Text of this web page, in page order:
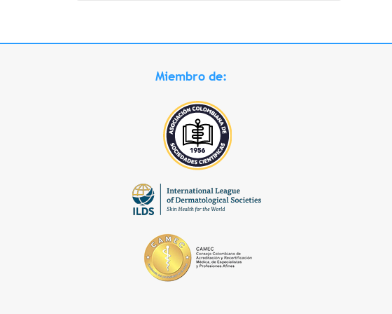
Miembro de: